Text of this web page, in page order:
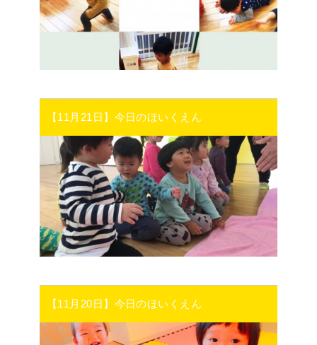
【11月21日】今日のほいくえん
【11月20日】今日のほいくえん